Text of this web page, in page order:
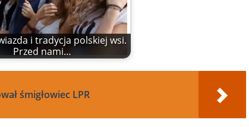
i tradycja polskiej wsi.
Przed nami…
śmigłowiec LPR